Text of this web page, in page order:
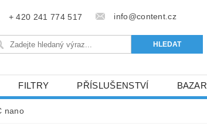
+ 420 241 774 517 info@content.cz
FILTRY PŘÍSLUŠENSTVÍ BAZAR
nano